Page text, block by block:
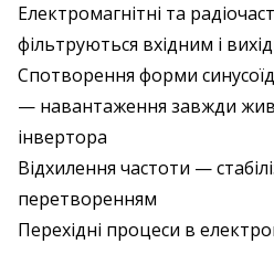
Електромагнітні та
фільтруються вхідним і
Спотворення форми
— навантаження завжди
інвертора
Відхилення частоти —
перетворенням
Перехідні процеси в